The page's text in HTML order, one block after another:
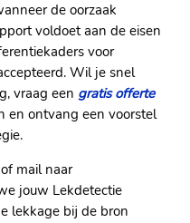
de oorzaak
voldoet aan de eisen
voor
Wil je snel
vraag een gratis offerte
en ontvang een voorstel
mail naar
jouw Lekdetectie
lekkage bij de bron